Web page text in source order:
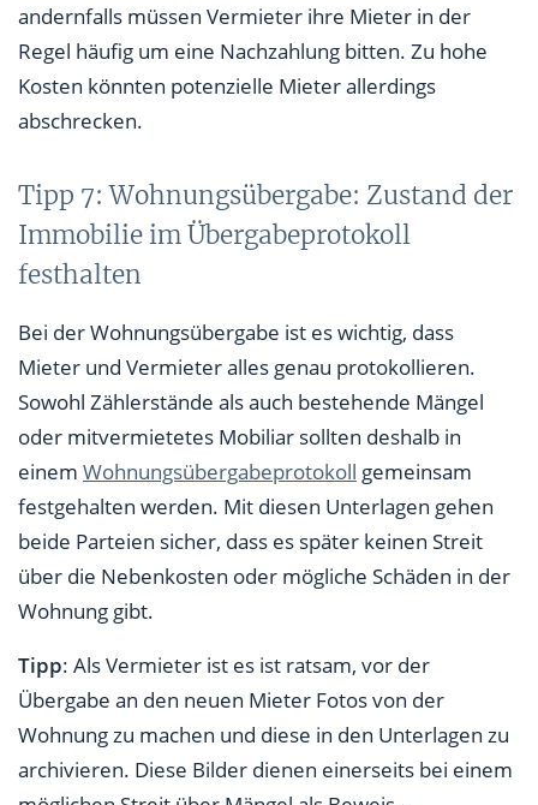
andernfalls müssen Vermieter ihre Mieter in der
Regel häufig um eine Nachzahlung bitten. Zu hohe
Kosten könnten potenzielle Mieter allerdings
abschrecken.
Tipp 7: Wohnungsübergabe: Zustand der
Immobilie im Übergabeprotokoll
festhalten
Bei der Wohnungsübergabe ist es wichtig, dass
Mieter und Vermieter alles genau protokollieren.
Sowohl Zählerstände als auch bestehende Mängel
oder mitvermietetes Mobiliar sollten deshalb in
einem Wohnungsübergabeprotokoll gemeinsam
festgehalten werden. Mit diesen Unterlagen gehen
beide Parteien sicher, dass es später keinen Streit
über die Nebenkosten oder mögliche Schäden in der
Wohnung gibt.
Tipp: Als Vermieter ist es ist ratsam, vor der
Übergabe an den neuen Mieter Fotos von der
Wohnung zu machen und diese in den Unterlagen zu
archivieren. Diese Bilder dienen einerseits bei einem